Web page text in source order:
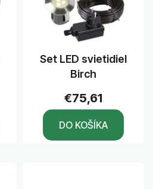
Set LED svietidiel
Birch
€75,61
DO KOŠÍKA